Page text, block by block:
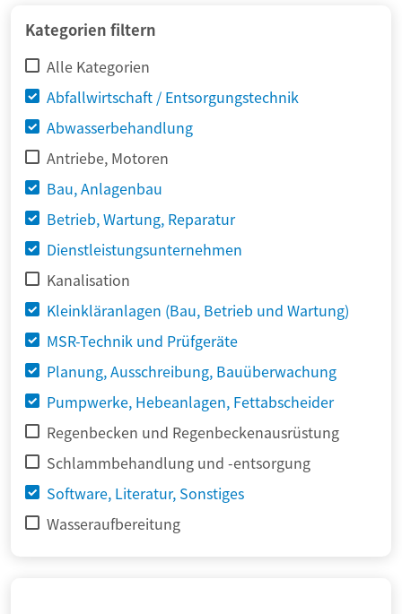
Kategorien filtern
Alle Kategorien
Abfallwirtschaft / Entsorgungstechnik
Abwasserbehandlung
Antriebe, Motoren
Bau, Anlagenbau
Betrieb, Wartung, Reparatur
Dienstleistungsunternehmen
Kanalisation
Kleinkläranlagen (Bau, Betrieb und Wartung)
MSR-Technik und Prüfgeräte
Planung, Ausschreibung, Bauüberwachung
Pumpwerke, Hebeanlagen, Fettabscheider
Regenbecken und Regenbeckenausrüstung
Schlammbehandlung und -entsorgung
Software, Literatur, Sonstiges
Wasseraufbereitung